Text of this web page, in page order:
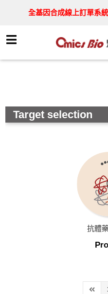
全基因合成線上訂單系統
Target selection
Target selection
Antibody Generation
Antibody Identification
Antibody Engineering &
Stable Cell Line & CMC
抗體